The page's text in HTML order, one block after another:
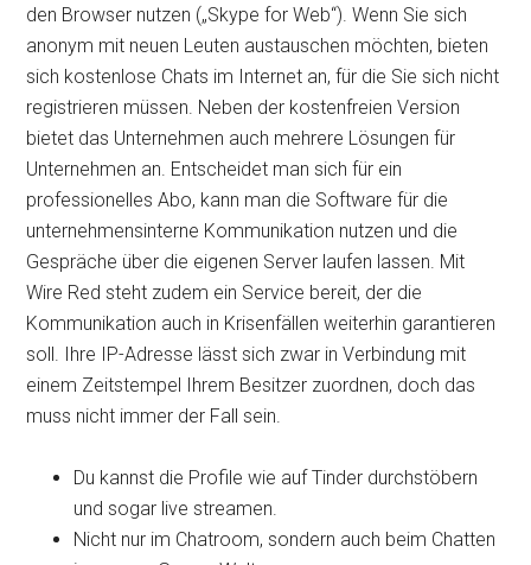
den Browser nutzen („Skype for Web“). Wenn Sie sich
anonym mit neuen Leuten austauschen möchten, bieten
sich kostenlose Chats im Internet an, für die Sie sich nicht
registrieren müssen. Neben der kostenfreien Version
bietet das Unternehmen auch mehrere Lösungen für
Unternehmen an. Entscheidet man sich für ein
professionelles Abo, kann man die Software für die
unternehmensinterne Kommunikation nutzen und die
Gespräche über die eigenen Server laufen lassen. Mit
Wire Red steht zudem ein Service bereit, der die
Kommunikation auch in Krisenfällen weiterhin garantieren
soll. Ihre IP-Adresse lässt sich zwar in Verbindung mit
einem Zeitstempel Ihrem Besitzer zuordnen, doch das
muss nicht immer der Fall sein.
Du kannst die Profile wie auf Tinder durchstöbern
und sogar live streamen.
Nicht nur im Chatroom, sondern auch beim Chatten